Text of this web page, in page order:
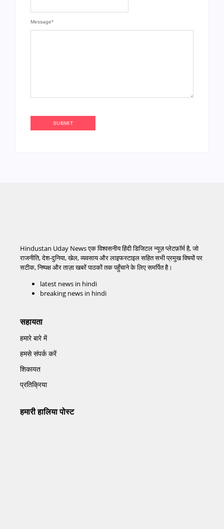
Message*
Hindustan Uday News एक विश्वसनीय हिंदी डिजिटल न्यूज़ प्लेटफ़ॉर्म है, जो
राजनीति, देश-दुनिया, खेल, व्यवसाय और लाइफस्टाइल सहित सभी प्रमुख विषयों पर
सटीक, निष्पक्ष और ताज़ा खबरें पाठकों तक पहुँचाने के लिए समर्पित है।
latest news in hindi
breaking news in hindi
सहायता
हमारे बारे में
हमसे संपर्क करें
शिकायत
प्रतिक्रिया
हमारी हालिया पोस्ट